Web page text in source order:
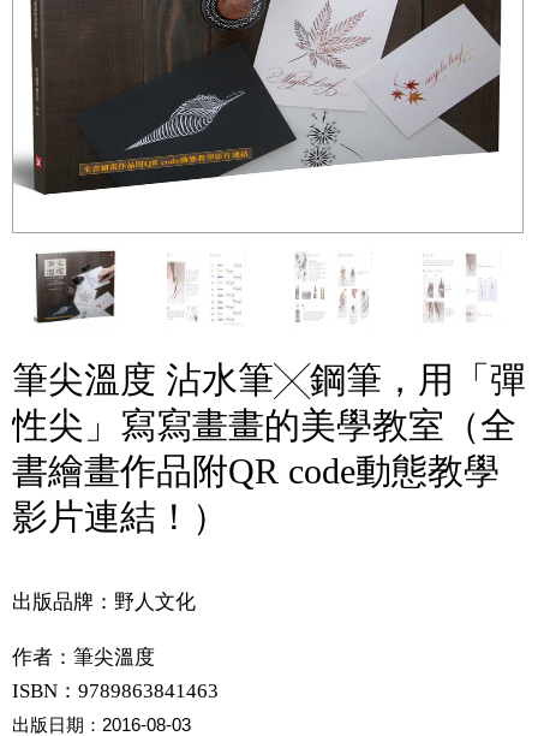
筆尖溫度 沾水筆╳鋼筆，用「彈
性尖」寫寫畫畫的美學教室（全
書繪畫作品附QR code動態教學
影片連結！）
出版品牌：野人文化
作者： 筆尖溫度
ISBN：9789863841463
出版日期： 2016-08-03